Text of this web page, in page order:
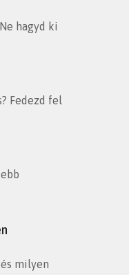
hagyd ki
Fedezd fel
milyen